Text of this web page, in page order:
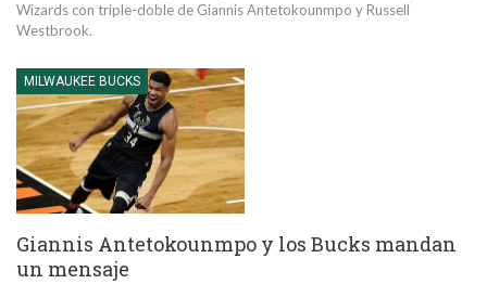
Wizards con triple-doble de Giannis Antetokounmpo y Russell
Westbrook.
MILWAUKEE BUCKS
Giannis Antetokounmpo y los Bucks mandan
un mensaje